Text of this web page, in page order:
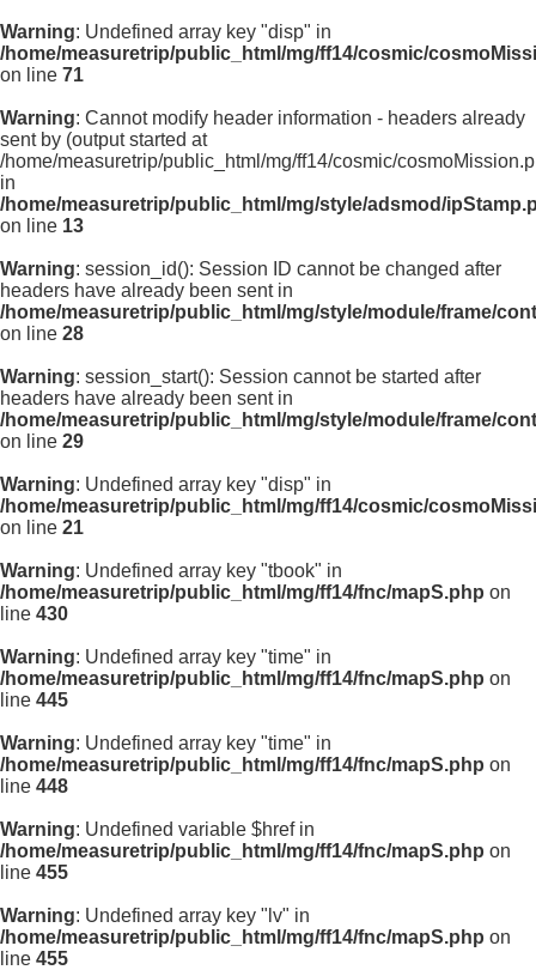
Warning: Undefined array key "disp" in
/home/measuretrip/public_html/mg/ff14/cosmic/
on line 71
Warning: Cannot modify header information - headers already
sent by (output started at
/home/measuretrip/public_html/mg/ff14/cosmic/
in
/home/measuretrip/public_html/mg/style/adsmod/
on line 13
Warning: session_id(): Session ID cannot be changed after
headers have already been sent in
/home/measuretrip/public_html/mg/style/module/frame/
on line 28
Warning: session_start(): Session cannot be started after
headers have already been sent in
/home/measuretrip/public_html/mg/style/module/frame/
on line 29
Warning: Undefined array key "disp" in
/home/measuretrip/public_html/mg/ff14/cosmic/
on line 21
Warning: Undefined array key "tbook" in
/home/measuretrip/public_html/mg/ff14/fnc/mapS.php on
line 430
Warning: Undefined array key "time" in
/home/measuretrip/public_html/mg/ff14/fnc/mapS.php on
line 445
Warning: Undefined array key "time" in
/home/measuretrip/public_html/mg/ff14/fnc/mapS.php on
line 448
Warning: Undefined variable $href in
/home/measuretrip/public_html/mg/ff14/fnc/mapS.php on
line 455
Warning: Undefined array key "lv" in
/home/measuretrip/public_html/mg/ff14/fnc/mapS.php on
line 455